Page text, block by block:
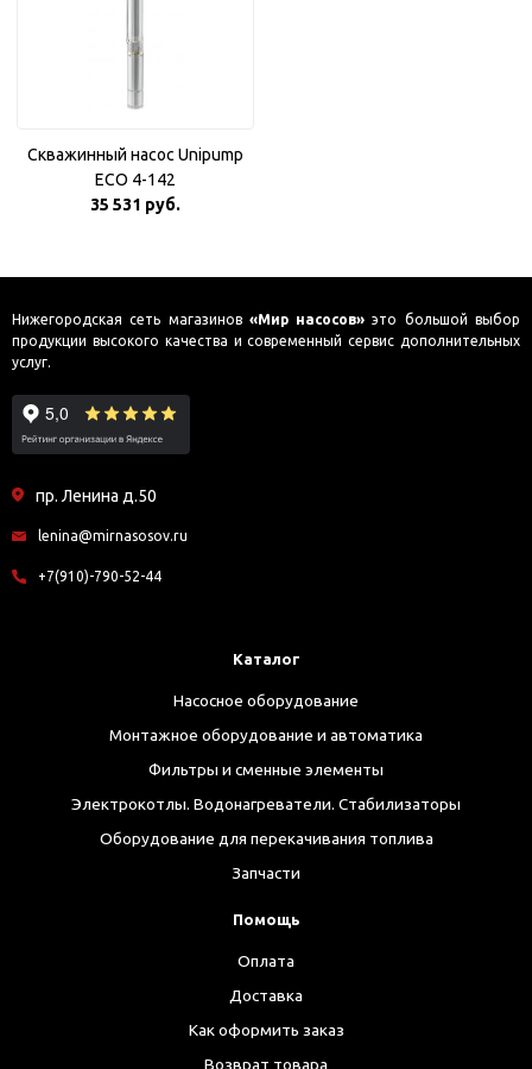
Скважинный насос Unipump
ECO 4-142
35 531 руб.
Нижегородская сеть магазинов «Мир насосов» это большой выбор
продукции высокого качества и современный сервис дополнительных
услуг.
пр. Ленина д.50
lenina@mirnasosov.ru
+7(910)-790-52-44
Каталог
Насосное оборудование
Монтажное оборудование и автоматика
Фильтры и сменные элементы
Электрокотлы. Водонагреватели. Стабилизаторы
Оборудование для перекачивания топлива
Запчасти
Помощь
Оплата
Доставка
Как оформить заказ
Возврат товара